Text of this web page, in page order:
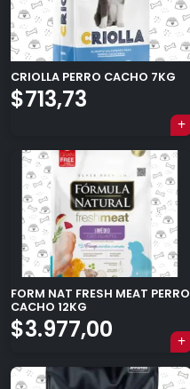
CRIOLLA PERRO CACHO 7KG
$713,73
FORM NAT FRESH MEAT PERRO
CACHO 12KG
$3.977,00